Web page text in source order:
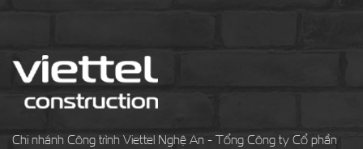
Chi nhánh Công trình Viettel Nghệ An - Tổng Công ty Cổ phần